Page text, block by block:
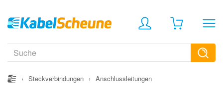
› Steckverbindungen › Anschlussleitungen